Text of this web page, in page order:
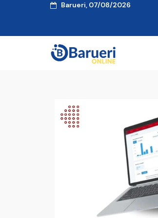
Barueri, 07/08/2026